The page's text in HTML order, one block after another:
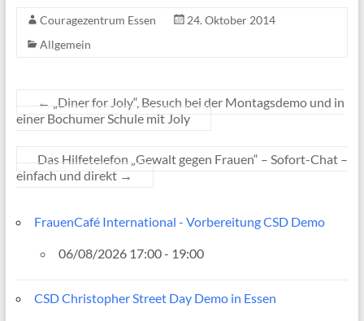
Couragezentrum Essen
24. Oktober 2014
Allgemein
←
„Diner for Joly“, Besuch bei der Montagsdemo und in
einer Bochumer Schule mit Joly
Das Hilfetelefon „Gewalt gegen Frauen“ – Sofort-Chat –
einfach und direkt →
FrauenCafé International - Vorbereitung CSD Demo
06/08/2026 17:00 - 19:00
CSD Christopher Street Day Demo in Essen